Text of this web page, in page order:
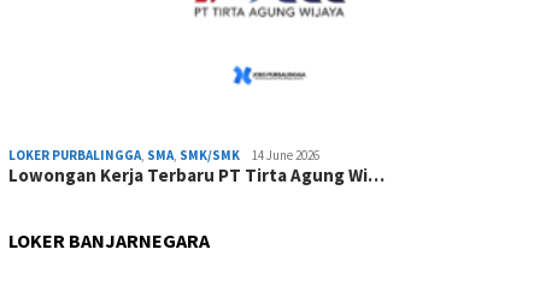
LOKER PURBALINGGA, SMA, SMK/SMK 14 June 2026
Lowongan Kerja Terbaru PT Tirta Agung Wi…
LOKER BANJARNEGARA